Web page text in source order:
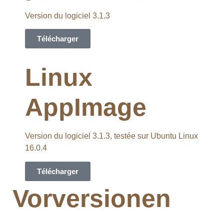
Version du logiciel 3.1.3
Télécharger
Linux
AppImage
Version du logiciel 3.1.3, testée sur Ubuntu Linux
16.0.4
Télécharger
Vorversionen